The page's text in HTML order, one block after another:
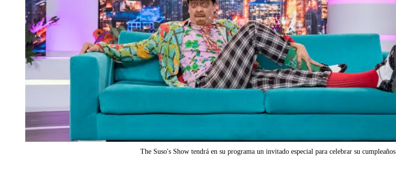
The Suso's Show tendrá en su programa un invitado especial para celebrar su cumpleaños.